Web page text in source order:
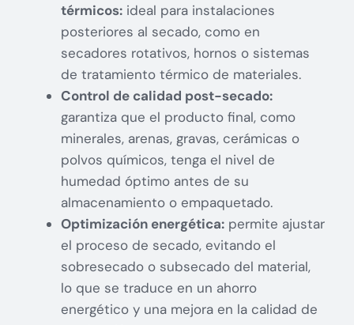
térmicos:ideal para instalaciones
posteriores al secado, como en
secadores rotativos, hornos o sistemas
de tratamiento térmico de materiales.
Control de calidad post-secado:
garantiza que el producto final, como
minerales, arenas, gravas, cerámicas o
polvos químicos, tenga el nivel de
humedad óptimo antes de su
almacenamiento o empaquetado.
Optimización energética:permite ajustar
el proceso de secado, evitando el
sobresecado o subsecado del material,
lo que se traduce en un ahorro
energético y una mejora en la calidad de